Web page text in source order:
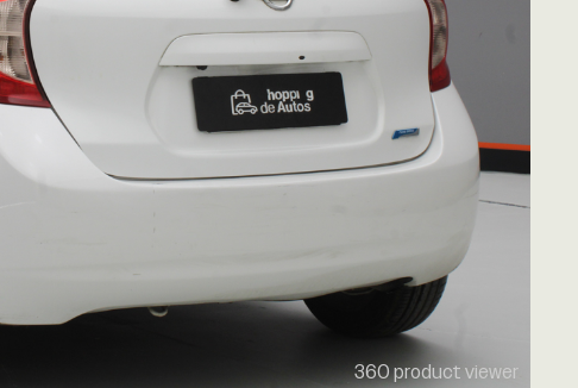
360 product viewer